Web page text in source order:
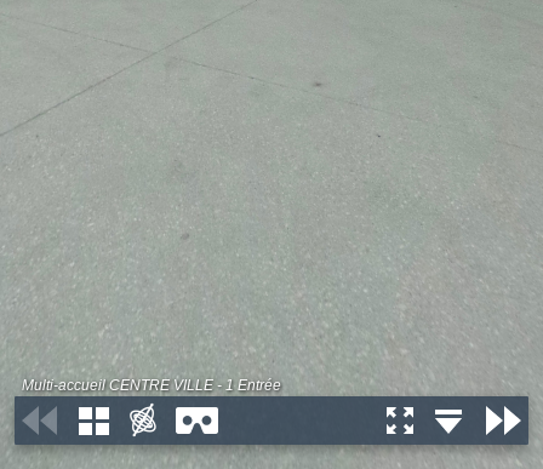
Multi-accueil CENTRE VILLE - 1 Entrée